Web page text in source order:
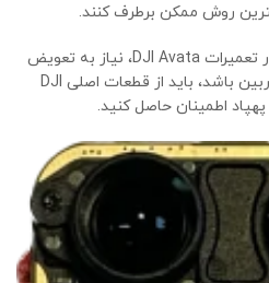
تعویض قطعات: در صورتی که در تعمیرات DJI Avata، نیاز به تعویض
قطعاتی مانند باتری، پره‌ها یا دوربین باشد، باید از قطعات اصلی DJI
پهپاد اطمینان حاصل کنید.